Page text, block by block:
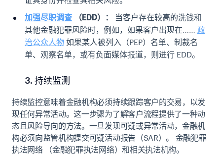
加强尽职调查 （EDD）：
当客户存在较高的洗钱和
其他金融犯罪风险时，例如，如果客户出现在…… 政
治公众人物 如果某人被列入（PEP）名单、制裁名
单、观察名单，或有负面媒体报道，则进行 EDD。
3. 持续监测
持续监控意味着金融机构必须持续跟踪客户的交易，以发
现任何异常活动。这一步骤为了解客户流程提供了一种动
态且风险导向的方法。一旦发现可疑或异常活动，金融机
构必须向监管机构提交可疑活动报告（SAR）。
金融犯罪
执法网络（金融犯罪执法网络）和相关执法机构。